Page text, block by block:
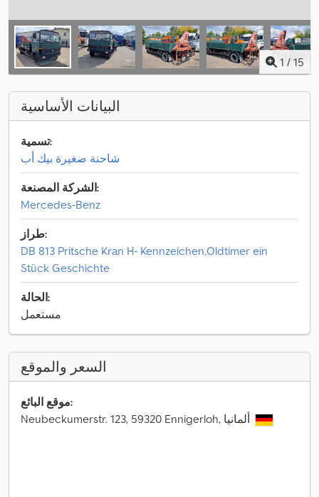
1 / 15
البيانات الأساسية
تسمية:
شاحنة صغيرة بيك أب
الشركة المصنعة:
Mercedes-Benz
طراز:
DB 813 Pritsche Kran H- Kennzeichen,Oldtimer ein
Stück Geschichte
الحالة:
مستعمل
السعر والموقع
موقع البائع: